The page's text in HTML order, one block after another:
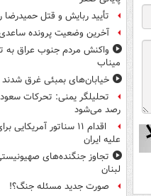
تأیید ربایش و قتل حمیدرضا
آخرین وضعیت پرونده
واکنش مردم جنوب عراق به
میناب
خیابان‌های بمبئی غرق شدند
تحلیلگر یمنی: تحرکات
رصد می‌شود
اقدام ۱۱ سناتور
علیه ایران
تجاوز جنگنده‌های
لبنان
صورت جدید مسئله جنگ؟!